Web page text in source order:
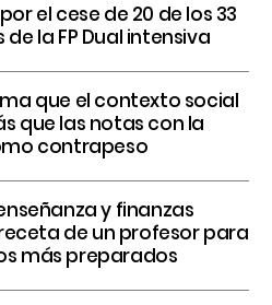
el cese de 20 de los 33
la FP Dual intensiva
que el contexto social
que las notas con la
contrapeso
y finanzas
de un profesor para
más preparados